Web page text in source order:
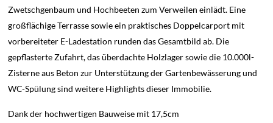
Zwetschgenbaum und Hochbeeten zum Verweilen einlädt. Eine
großflächige Terrasse sowie ein praktisches Doppelcarport mit
vorbereiteter E-Ladestation runden das Gesamtbild ab. Die
gepflasterte Zufahrt, das überdachte Holzlager sowie die 10.000l-
Zisterne aus Beton zur Unterstützung der Gartenbewässerung und
WC-Spülung sind weitere Highlights dieser Immobilie.
Dank der hochwertigen Bauweise mit 17,5cm